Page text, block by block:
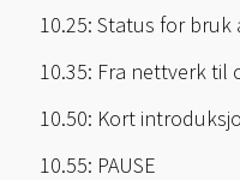
10.25: Status for bruk
10.35: Fra nettverk til
10.50: Kort
10.55: PAUSE